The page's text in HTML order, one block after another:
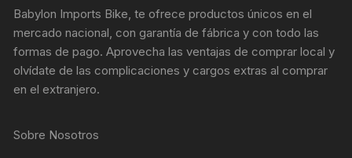
Babylon Imports Bike, te ofrece productos únicos en el
mercado nacional, con garantía de fábrica y con todo las
formas de pago. Aprovecha las ventajas de comprar local y
olvídate de las complicaciones y cargos extras al comprar
en el extranjero.
Sobre Nosotros